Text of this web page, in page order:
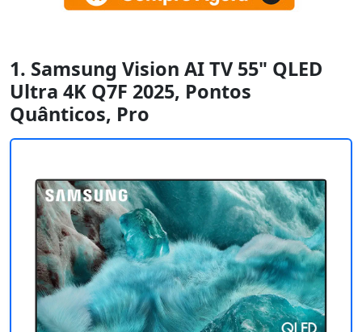
1. Samsung Vision AI TV 55" QLED
Ultra 4K Q7F 2025, Pontos
Quânticos, Pro